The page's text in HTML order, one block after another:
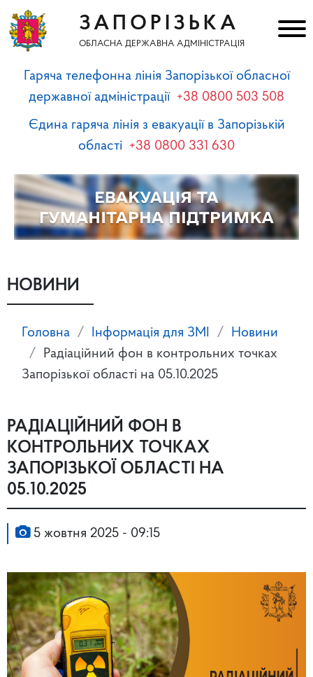
ЗАПОРІЗЬКА
ОБЛАСНА ДЕРЖАВНА АДМІНІСТРАЦІЯ
Гаряча телефонна лінія Запорізької обласної
державної адміністрації +38 0800 503 508
Єдина гаряча лінія з евакуації в Запорізькій
області +38 0800 331 630
НОВИНИ
Головна Інформація для ЗМІ
Новини
Радіаційний фон в контрольних точках
Запорізької області на 05.10.2025
РАДІАЦІЙНИЙ ФОН В
КОНТРОЛЬНИХ ТОЧКАХ
ЗАПОРІЗЬКОЇ ОБЛАСТІ НА
05.10.2025
5 жовтня 2025 - 09:15